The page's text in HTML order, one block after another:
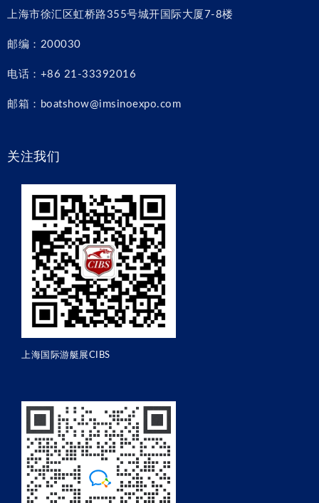
上海市徐汇区虹桥路355号城开国际大厦7-8楼
邮编：200030
电话：+86 21-33392016
邮箱：boatshow@imsinoexpo.com
关注我们
上海国际游艇展CIBS